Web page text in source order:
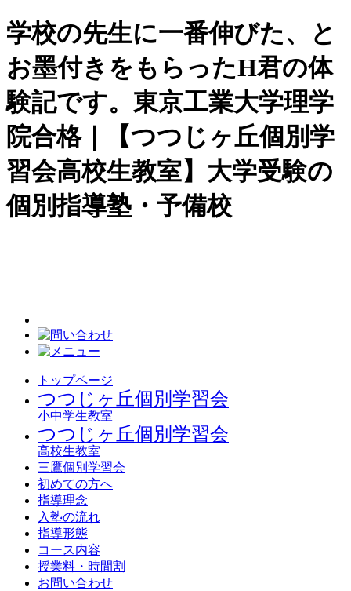
学校の先生に一番伸びた、と
お墨付きをもらったH君の体
験記です。東京工業大学理学
院合格｜【つつじヶ丘個別学
習会高校生教室】大学受験の
個別指導塾・予備校
トップページ
つつじヶ丘個別学習会
小中学生教室
つつじヶ丘個別学習会
高校生教室
三鷹個別学習会
初めての方へ
指導理念
入塾の流れ
指導形態
コース内容
授業料・時間割
お問い合わせ